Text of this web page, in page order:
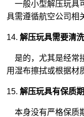
一般小型解压玩具
具需遵循航空公司相
14.解压玩具需要清洗
是的，尤其是经常
用湿布擦拭或根据材
15.解压玩具有保质期
本身没有严格保质